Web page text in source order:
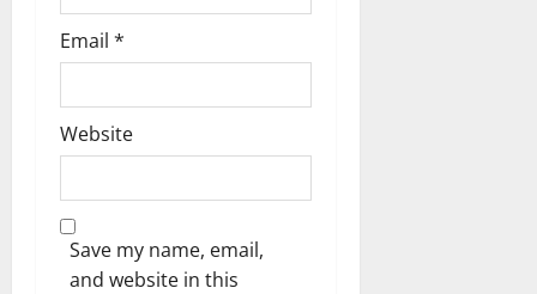
Email *
Website
Save my name, email,
and website in this